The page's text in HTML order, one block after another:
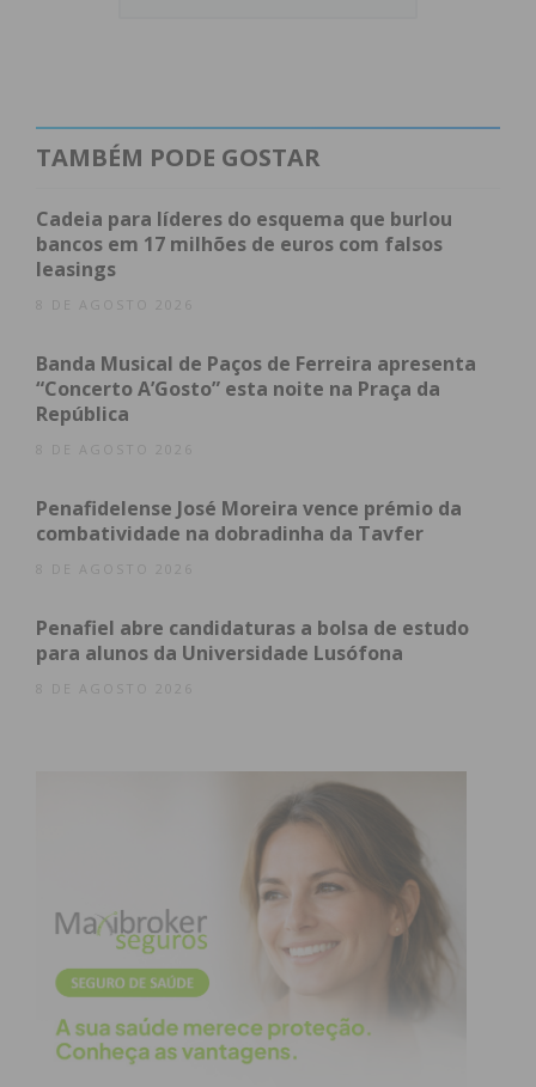
triunfo do penafidelense Paulo Barros, que
esteve endiabrado no seu Peugeot 208 R2, e não só
venceu na classe FWD como foi o Melhor
Penafidelense do Rally Taça Joaquim Santos, com
um quarto lugar à geral. Nesta mesma categoria,
representaram Penafiel no pódio, mais
concretamente no segundo lugar!
na classe RWD com a navegadora Inês Braga.
Subscreva a newsletter do
Assine nossa newsletter por e-mail e
obtenha de forma regular a informação
atualizada.
Eu li e concordo com os
condições
TAMBÉM PODE GOSTAR
Cadeia para líderes do esquema que burlou
bancos em 17 milhões de euros com falsos
leasings
8 DE AGOSTO 2026
Banda Musical de Paços de Ferreira apresenta
“Concerto A’Gosto” esta noite na Praça da
República
8 DE AGOSTO 2026
Penafidelense José Moreira vence prémio da
combatividade na dobradinha da Tavfer
8 DE AGOSTO 2026
Penafiel abre candidaturas a bolsa de estudo
para alunos da Universidade Lusófona
8 DE AGOSTO 2026